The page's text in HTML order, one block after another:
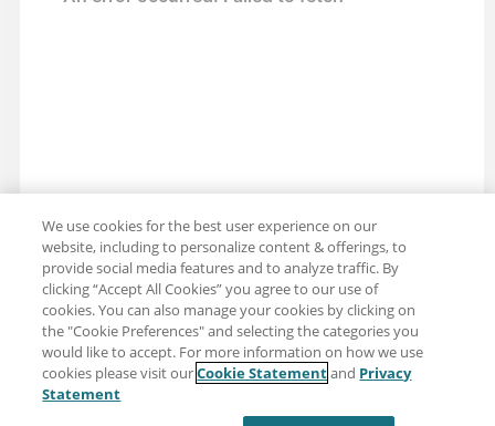
Partager : Courriel
Twitter
Clause de non-responsabilité
Intimité
We use cookies for the best user experience on our
website, including to personalize content & offerings, to
provide social media features and to analyze traffic. By
clicking “Accept All Cookies” you agree to our use of
cookies. You can also manage your cookies by clicking on
the "Cookie Preferences" and selecting the categories you
would like to accept. For more information on how we use
cookies please visit ourCookie Statementand Privacy
Statement